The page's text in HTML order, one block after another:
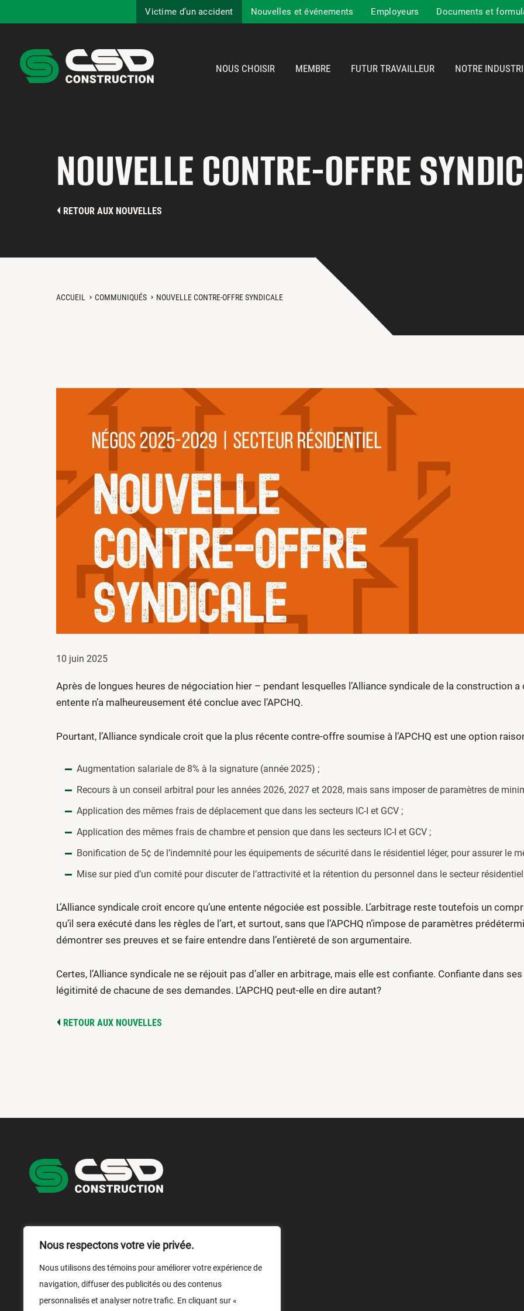
Nous respectons votre vie privée.
Nous utilisons des témoins pour améliorer votre expérience de
navigation, diffuser des publicités ou des contenus
personnalisés et analyser notre trafic. En cliquant sur «
Victime d’un accident Nouvelles et événements Employeurs Documents et
NOUS CHOISIR MEMBRE FUTUR TRAVAILLEUR NOTRE
NOUVELLE CONTRE-OFFRE
RETOUR AUX NOUVELLES
ACCUEIL COMMUNIQUÉS NOUVELLE CONTRE-OFFRE SYNDICALE
10 juin 2025
Après de longues heures de négociation hier – pendant lesquelles l’Alliance syndicale de la construction
entente n’a malheureusement été conclue avec l’APCHQ.
Pourtant, l’Alliance syndicale croit que la plus récente contre-offre soumise à l’APCHQ est une option
Augmentation salariale de 8% à la signature (année 2025) ;
Recours à un conseil arbitral pour les années 2026, 2027 et 2028, mais sans imposer de paramètres de
Application des mêmes frais de déplacement que dans les secteurs IC-I et GCV ;
Application des mêmes frais de chambre et pension que dans les secteurs IC-I et GCV ;
Bonification de 5¢ de l’indemnité pour les équipements de sécurité dans le résidentiel léger, pour assurer le
Mise sur pied d’un comité pour discuter de l’attractivité et la rétention du personnel dans le secteur
L’Alliance syndicale croit encore qu’une entente négociée est possible. L’arbitrage reste toutefois un
qu’il sera exécuté dans les règles de l’art, et surtout, sans que l’APCHQ n’impose de paramètres
démontrer ses preuves et se faire entendre dans l’entièreté de son argumentaire.
Certes, l’Alliance syndicale ne se réjouit pas d’aller en arbitrage, mais elle est confiante. Confiante dans
légitimité de chacune de ses demandes. L’APCHQ peut-elle en dire autant?
RETOUR AUX NOUVELLES
1 866 899-1029
Nous écrire